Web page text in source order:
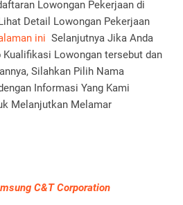
Lowongan Pekerjaan di
Detail Lowongan Pekerjaan
ini Selanjutnya Jika Anda
Lowongan tersebut dan
Silahkan Pilih Nama
Informasi Yang Kami
Melanjutkan Melamar
C&T Corporation